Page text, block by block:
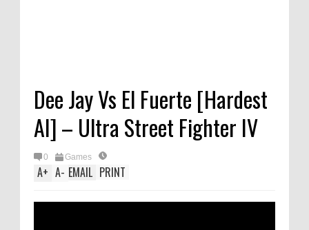
Dee Jay Vs El Fuerte [Hardest
AI] – Ultra Street Fighter IV
0 Games
A+ A- EMAIL PRINT